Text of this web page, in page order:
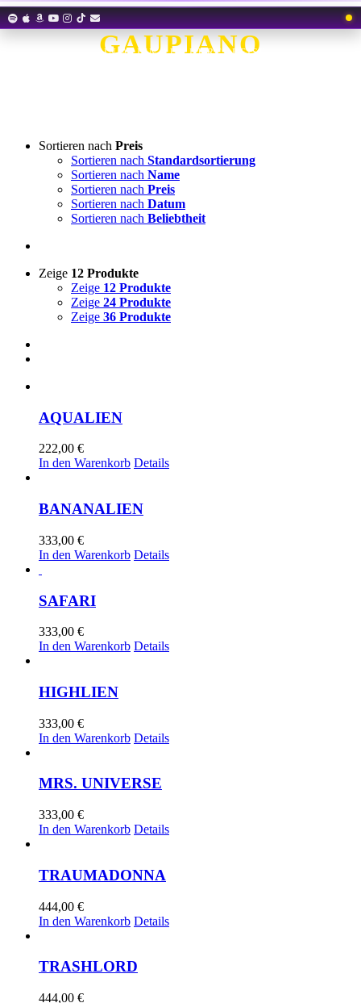
Zum
Inhalt
GAUPIANO
EIN ALIEN AUF DURCHREISE
Sortieren nach Preis
Sortieren nach Standardsortierung
Sortieren nach Name
Sortieren nach Preis
Sortieren nach Datum
Sortieren nach Beliebtheit
Zeige 12 Produkte
Zeige 12 Produkte
Zeige 24 Produkte
Zeige 36 Produkte
AQUALIEN
222,00 €
In den Warenkorb Details
BANANALIEN
333,00 €
In den Warenkorb Details
SAFARI
333,00 €
In den Warenkorb Details
HIGHLIEN
333,00 €
In den Warenkorb Details
MRS. UNIVERSE
333,00 €
In den Warenkorb Details
TRAUMADONNA
444,00 €
In den Warenkorb Details
TRASHLORD
444,00 €